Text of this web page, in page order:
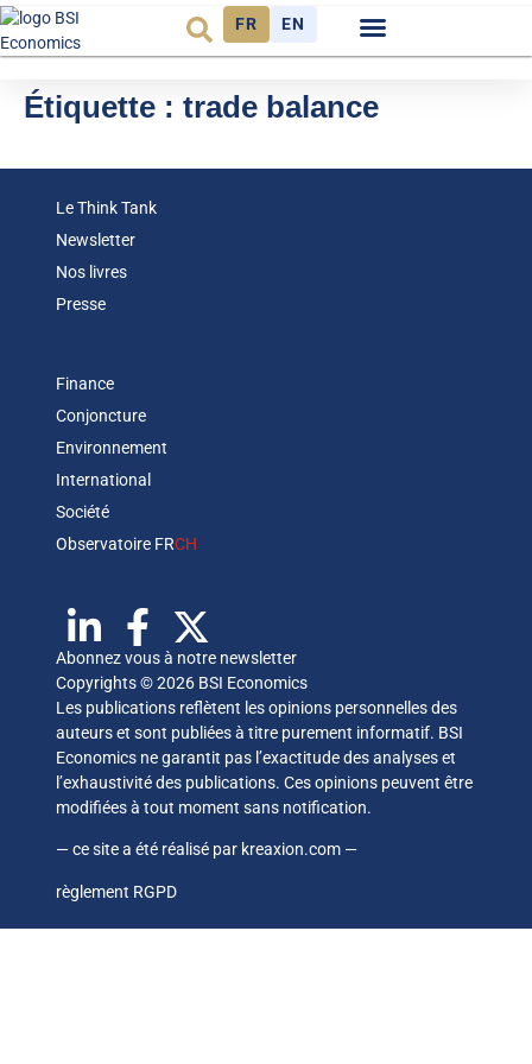
FR EN
Étiquette : trade balance
Le Think Tank
Newsletter
Nos livres
Presse
Finance
Conjoncture
Environnement
International
Société
Observatoire FRCH
Abonnez vous à notre newsletter
Copyrights © 2026 BSI Economics
Les publications reflètent les opinions personnelles des
auteurs et sont publiées à titre purement informatif. BSI
Economics ne garantit pas l’exactitude des analyses et
l’exhaustivité des publications. Ces opinions peuvent être
modifiées à tout moment sans notification.
— ce site a été réalisé par kreaxion.com —
règlement RGPD